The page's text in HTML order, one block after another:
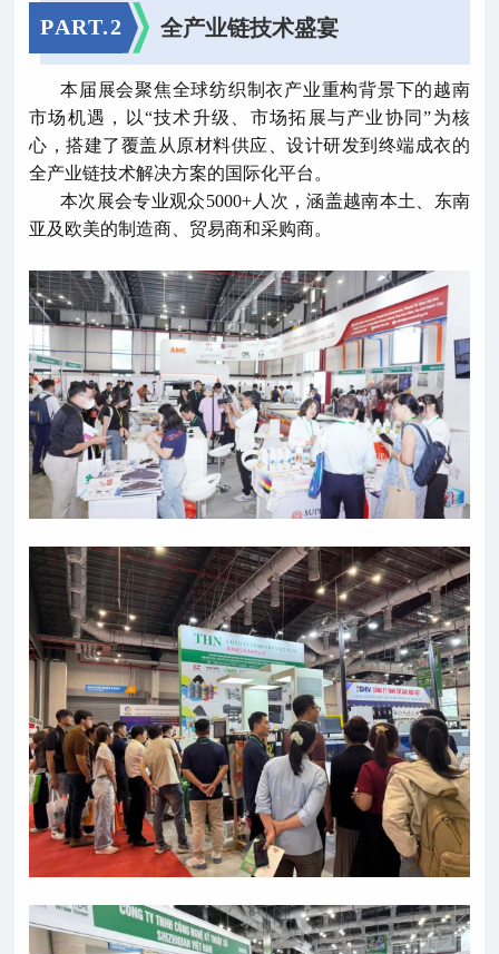
PART.2 全产业链技术盛宴
本届展会聚焦全球纺织制衣产业重构背景下的越南
市场机遇，以“技术升级、市场拓展与产业协同”为核
心，搭建了覆盖从原材料供应、设计研发到终端成衣的
全产业链技术解决方案的国际化平台。
本次展会专业观众5000+人次，涵盖越南本土、东南
亚及欧美的制造商、贸易商和采购商。